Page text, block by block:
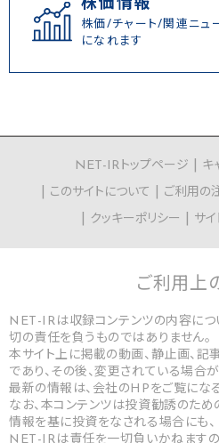
株価情報
株価/チャート/関連ニュ
になれます
NET-IRトップページ キ
このサイトについて
ご利用の
クッキーポリシー
サイ
ご利用上
NET-IRは収録コンテンツの内容につ
切の責任を負うものではありません。
本サイト上に掲載の動画、静止画、記
であり、その後、変更されている場合が
最新の情報は、会社のHPをご覧にな
なお、本コンテンツは投資勧誘のため
情報を基に投資をなされる場合にも、
NET-IRは責任を一切負いかねますの